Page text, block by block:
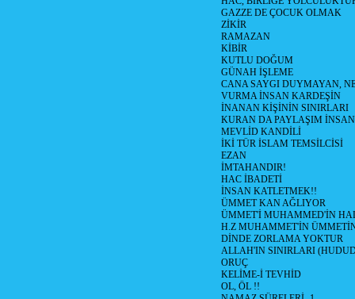
GAZZE DE ÇOCUK OLMAK
ZİKİR
RAMAZAN
KİBİR
KUTLU DOĞUM
GÜNAH İŞLEME
CANA SAYGI DUYMAYAN,
VURMA İNSAN KARDEŞİN
İNANAN KİŞİNİN SINIRLARI
KURAN DA PAYLAŞIM
MEVLİD KANDİLİ
İKİ TÜR İSLAM TEMSİLCİSİ
EZAN
İMTAHANDIR!
HAC İBADETİ
İNSAN KATLETMEK!!
ÜMMET KAN AĞLIYOR
ÜMMET'İ MUHAMMED'İN
H.Z MUHAMMET'İN
DİNDE ZORLAMA YOKTUR
ALLAH'IN SINIRLARI
ORUÇ
KELİME-İ TEVHİD
OL, ÖL !!